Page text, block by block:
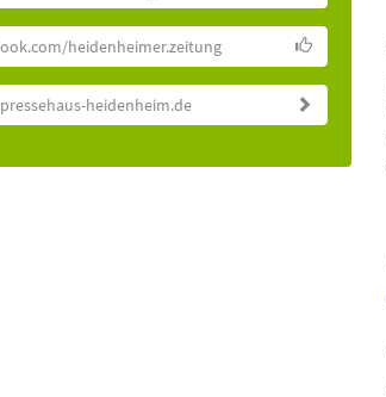
heidenheimer.zeitung
heidenheim.de